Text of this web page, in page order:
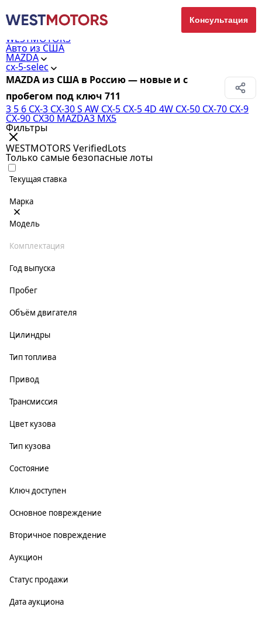
Консультация
WESTMOTORS
Авто из США
MAZDA
cx-5-selec
MAZDA из США в Россию — новые и с
пробегом под ключ 711
3 5 6 CX-3 CX-30 S AW CX-5 CX-5 4D 4W CX-50 CX-70 CX-9
CX-90 CX30 MAZDA3 MX5
Фильтры
WESTMOTORS VerifiedLots
Только самые безопасные лоты
Текущая ставка
Марка
Модель
Комплектация
Год выпуска
Пробег
Объём двигателя
Цилиндры
Тип топлива
Привод
Трансмиссия
Цвет кузова
Тип кузова
Состояние
Ключ доступен
Основное повреждение
Вторичное повреждение
Аукцион
Статус продажи
Дата аукциона